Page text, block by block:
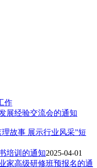
作
展经验交流会的通知
故事 展示行业风采”短
培训的通知2025-04-01
家高级研修班预报名的通